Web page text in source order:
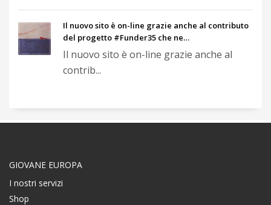
Il nuovo sito è on-line grazie anche al contributo
del progetto #Funder35 che ne…
Il nuovo sito è on-line grazie anche al
contrib...
GIOVANE EUROPA
I nostri servizi
Shop